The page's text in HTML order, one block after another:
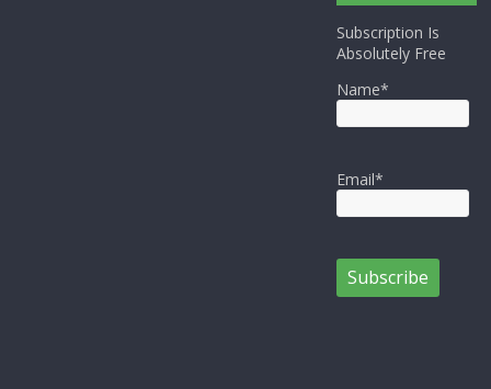
Subscription Is
Absolutely Free
Name*
Email*